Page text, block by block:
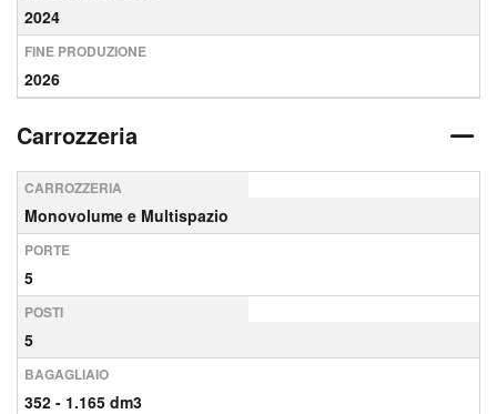
2024
FINE PRODUZIONE
2026
Carrozzeria
CARROZZERIA
Monovolume e Multispazio
PORTE
5
POSTI
5
BAGAGLIAIO
352 - 1.165 dm3